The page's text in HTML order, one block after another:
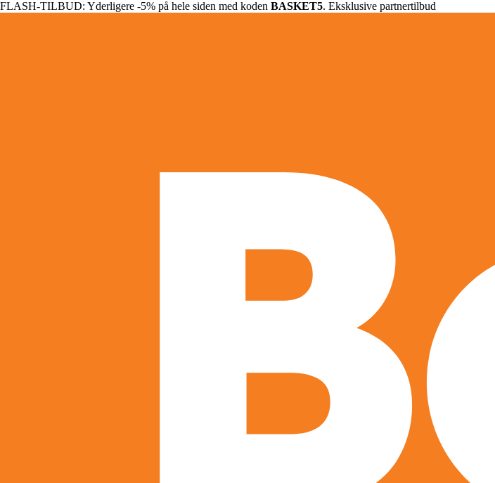
FLASH-TILBUD: Yderligere -5% på hele siden med koden BASKET5. Eksklusive partnertilbud